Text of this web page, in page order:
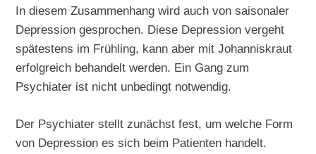
In diesem Zusammenhang wird auch von saisonaler
Depression gesprochen. Diese Depression vergeht
spätestens im Frühling, kann aber mit Johanniskraut
erfolgreich behandelt werden. Ein Gang zum
Psychiater ist nicht unbedingt notwendig.
Der Psychiater stellt zunächst fest, um welche Form
von Depression es sich beim Patienten handelt.